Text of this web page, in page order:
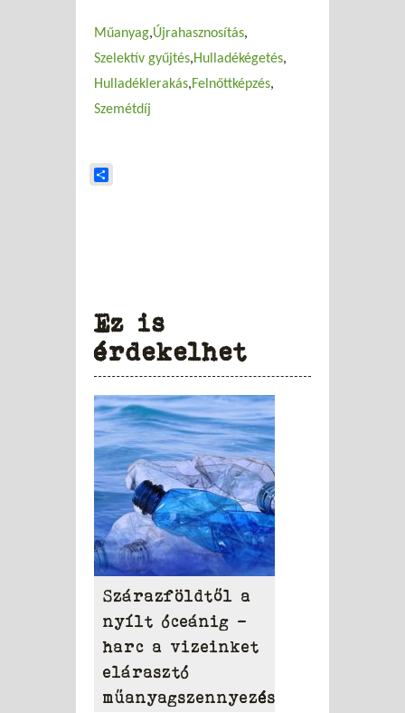
Műanyag Újrahasznosítás
Szelektív gyűjtés Hulladékégetés
Hulladéklerakás Felnőttképzés
Szemétdíj
Ez is
érdekelhet
Szárazföldtől a
nyílt óceánig –
harc a vizeinket
elárasztó
műanyagszennyezés